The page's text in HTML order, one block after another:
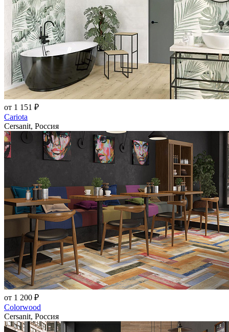
от 1 151 ₽
Cariota
Cersanit, Россия
от 1 200 ₽
Colorwood
Cersanit, Россия